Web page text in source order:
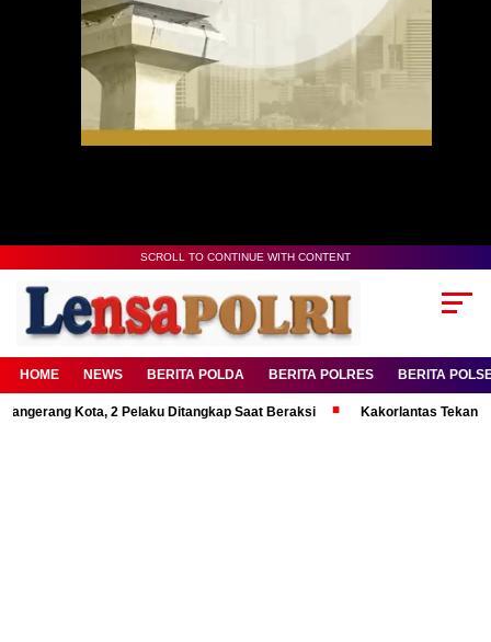
SCROLL TO CONTINUE WITH CONTENT
HOME NEWS BERITA POLDA BERITA POLRES BERITA
Kota, 2 Pelaku Ditangkap Saat Beraksi Kakorlantas Tekankan Mental